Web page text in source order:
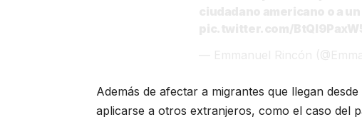
Además de afectar a migrantes que llegan
aplicarse a otros extranjeros, como el caso del